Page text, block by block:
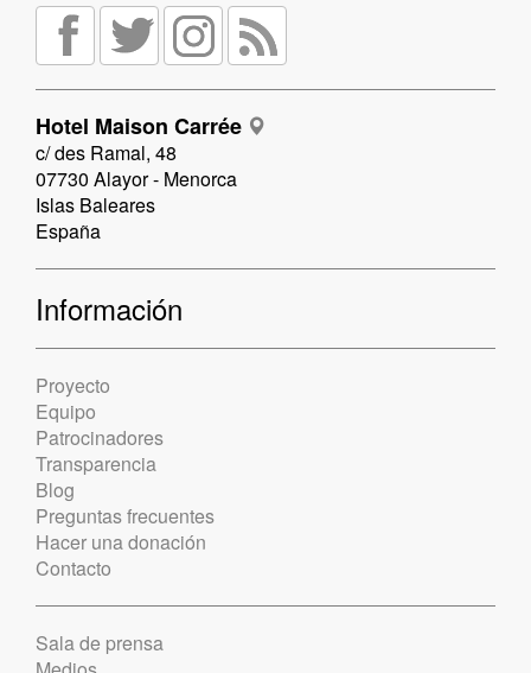
Hotel Maison Carrée
c/ des Ramal, 48
07730 Alayor - Menorca
Islas Baleares
España
Información
Proyecto
Equipo
Patrocinadores
Transparencia
Blog
Preguntas frecuentes
Hacer una donación
Contacto
Sala de prensa